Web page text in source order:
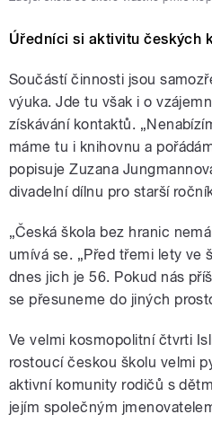
Úředníci si aktivitu českých
Součástí činnosti jsou
výuka. Jde tu však i o
získávání kontaktů.
máme tu i knihovnu a
popisuje Zuzana
divadelní dílnu pro starší
„Česká škola bez hranic
umívá se. „Před třemi lety ve
dnes jich je 56. Pokud nás
se přesuneme do jiných
Ve velmi kosmopolitní čtvrti
rostoucí českou školu velmi
aktivní komunity rodičů s
jejím společným